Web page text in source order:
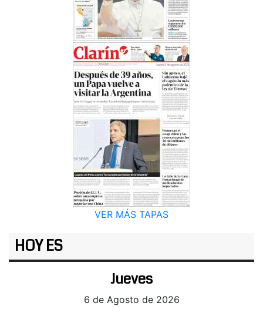
VER MÁS TAPAS
HOY ES
Jueves
6 de Agosto de 2026